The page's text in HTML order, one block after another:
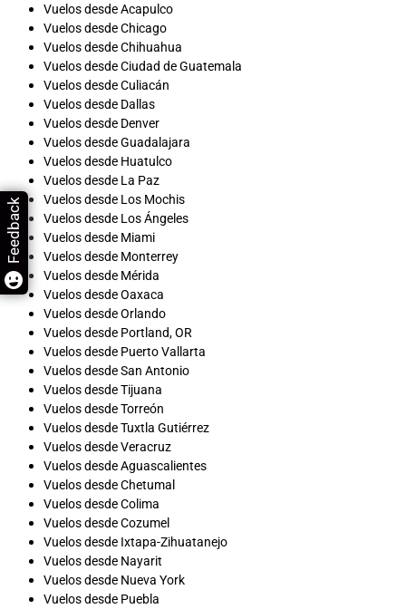
Vuelos desde Acapulco
Vuelos desde Chicago
Vuelos desde Chihuahua
Vuelos desde Ciudad de Guatemala
Vuelos desde Culiacán
Vuelos desde Dallas
Vuelos desde Denver
Vuelos desde Guadalajara
Vuelos desde Huatulco
Vuelos desde La Paz
Vuelos desde Los Mochis
Vuelos desde Los Ángeles
Vuelos desde Miami
Vuelos desde Monterrey
Vuelos desde Mérida
Vuelos desde Oaxaca
Vuelos desde Orlando
Vuelos desde Portland, OR
Vuelos desde Puerto Vallarta
Vuelos desde San Antonio
Vuelos desde Tijuana
Vuelos desde Torreón
Vuelos desde Tuxtla Gutiérrez
Vuelos desde Veracruz
Vuelos desde Aguascalientes
Vuelos desde Chetumal
Vuelos desde Colima
Vuelos desde Cozumel
Vuelos desde Ixtapa-Zihuatanejo
Vuelos desde Nayarit
Vuelos desde Nueva York
Vuelos desde Puebla
Feedback